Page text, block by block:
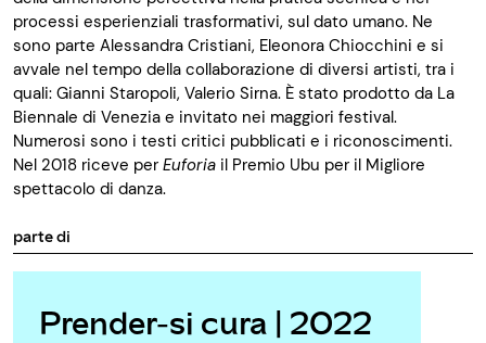
processi esperienziali trasformativi, sul dato umano. Ne
sono parte Alessandra Cristiani, Eleonora Chiocchini e si
avvale nel tempo della collaborazione di diversi artisti, tra i
quali: Gianni Staropoli, Valerio Sirna. È stato prodotto da La
Biennale di Venezia e invitato nei maggiori festival.
Numerosi sono i testi critici pubblicati e i riconoscimenti.
Nel 2018 riceve per Euforia il Premio Ubu per il Migliore
spettacolo di danza.
parte di
Prender-si cura | 2022